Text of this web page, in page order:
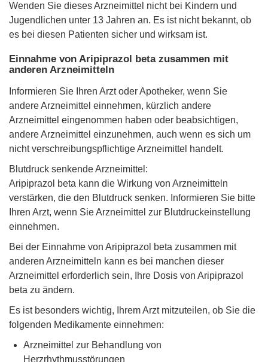
Wenden Sie dieses Arzneimittel nicht bei Kindern und
Jugendlichen unter 13 Jahren an. Es ist nicht bekannt, ob
es bei diesen Patienten sicher und wirksam ist.
Einnahme von Aripiprazol beta zusammen mit
anderen Arzneimitteln
Informieren Sie Ihren Arzt oder Apotheker, wenn Sie
andere Arzneimittel einnehmen, kürzlich andere
Arzneimittel eingenommen haben oder beabsichtigen,
andere Arzneimittel einzunehmen, auch wenn es sich um
nicht verschreibungspflichtige Arzneimittel handelt.
Blutdruck senkende Arzneimittel:
Aripiprazol beta kann die Wirkung von Arzneimitteln
verstärken, die den Blutdruck senken. Informieren Sie bitte
Ihren Arzt, wenn Sie Arzneimittel zur Blutdruckeinstellung
einnehmen.
Bei der Einnahme von Aripiprazol beta zusammen mit
anderen Arzneimitteln kann es bei manchen dieser
Arzneimittel erforderlich sein, Ihre Dosis von Aripiprazol
beta zu ändern.
Es ist besonders wichtig, Ihrem Arzt mitzuteilen, ob Sie die
folgenden Medikamente einnehmen:
Arzneimittel zur Behandlung von
Herzrhythmusstörungen